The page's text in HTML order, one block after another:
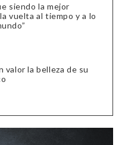
siendo la mejor
vuelta al tiempo y a lo
valor la belleza de su